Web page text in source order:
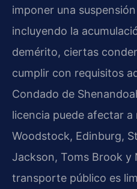
imponer una
incluyendo la
demérito, ciertas
cumplir con requisitos
Condado de
licencia puede afectar a
Woodstock, Edinburg,
Jackson, Toms Brook y
transporte público es